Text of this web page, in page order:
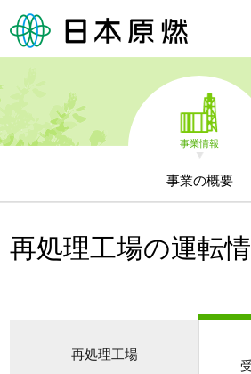
事業情報
事業の概要
再処理工場の運転情
再処理工場